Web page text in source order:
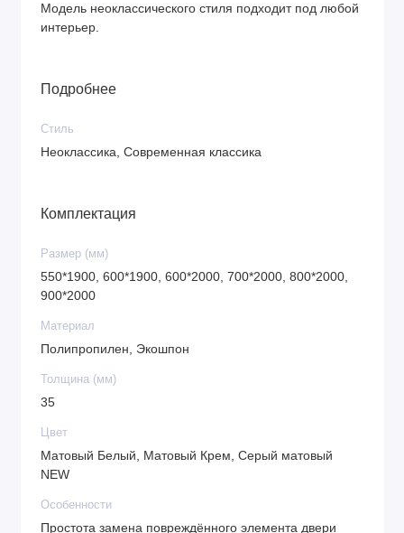
Модель неоклассического стиля подходит под любой
интерьер.
Подробнее
Стиль
Неоклассика, Современная классика
Комплектация
Размер (мм)
550*1900, 600*1900, 600*2000, 700*2000, 800*2000,
900*2000
Материал
Полипропилен, Экошпон
Толщина (мм)
35
Цвет
Матовый Белый, Матовый Крем, Серый матовый
NEW
Особенности
Простота замена повреждённого элемента двери